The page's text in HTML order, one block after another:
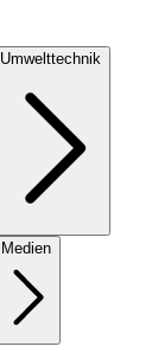
Umwelttechnik
Medien